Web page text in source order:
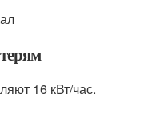
16 кВт/час.